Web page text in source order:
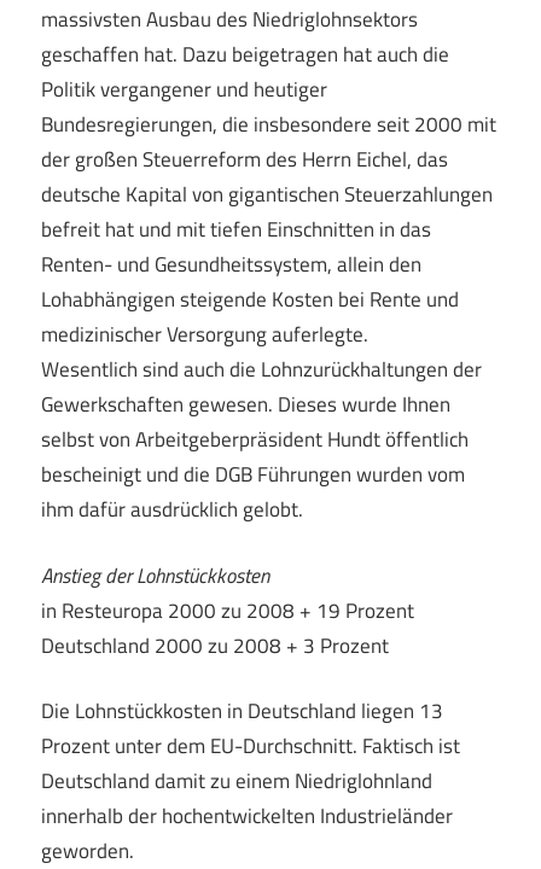
massivsten Ausbau des Niedriglohnsektors
geschaffen hat. Dazu beigetragen hat auch die
Politik vergangener und heutiger
Bundesregierungen, die insbesondere seit 2000 mit
der großen Steuerreform des Herrn Eichel, das
deutsche Kapital von gigantischen Steuerzahlungen
befreit hat und mit tiefen Einschnitten in das
Renten- und Gesundheitssystem, allein den
Lohabhängigen steigende Kosten bei Rente und
medizinischer Versorgung auferlegte.
Wesentlich sind auch die Lohnzurückhaltungen der
Gewerkschaften gewesen. Dieses wurde Ihnen
selbst von Arbeitgeberpräsident Hundt öffentlich
bescheinigt und die DGB Führungen wurden vom
ihm dafür ausdrücklich gelobt.
Anstieg der Lohnstückkosten
in Resteuropa 2000 zu 2008 + 19 Prozent
Deutschland 2000 zu 2008 + 3 Prozent
Die Lohnstückkosten in Deutschland liegen 13
Prozent unter dem EU-Durchschnitt. Faktisch ist
Deutschland damit zu einem Niedriglohnland
innerhalb der hochentwickelten Industrieländer
geworden.